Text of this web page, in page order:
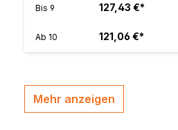
Bis 9 127,43 €*
Ab 10 121,06 €*
Mehr anzeigen